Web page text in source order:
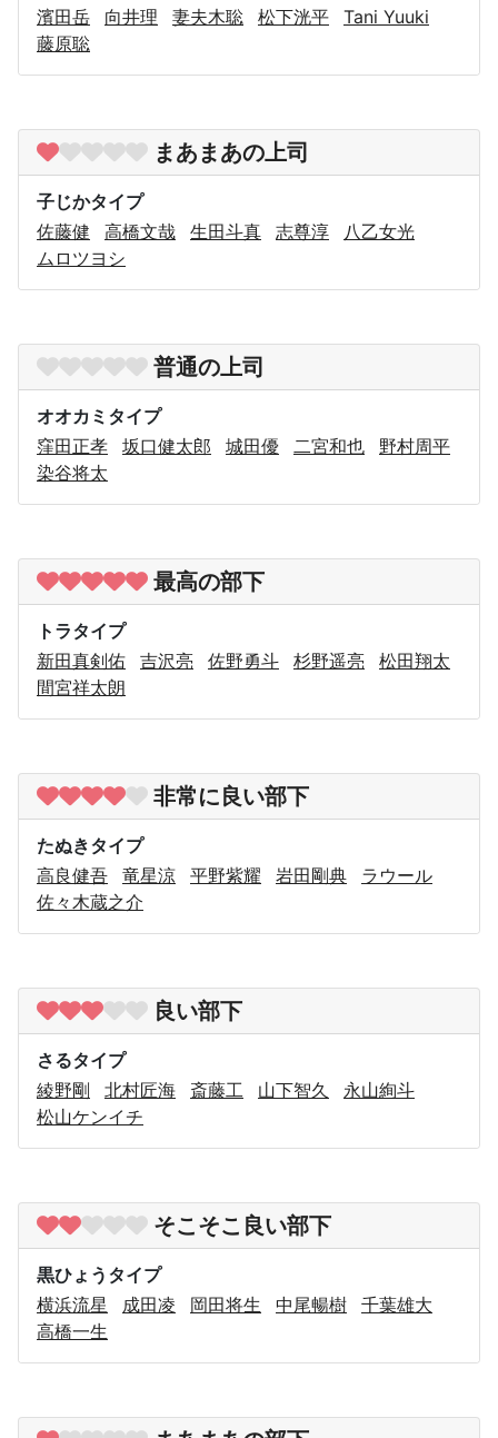
濱田岳
向井理 妻夫木聡 松下洸平
Tani Yuuki
藤原聡
まあまあの上司
子じかタイプ
佐藤健
高橋文哉 生田斗真 志尊淳
八乙女光
ムロツヨシ
普通の上司
オオカミタイプ
窪田正孝
坂口健太郎 城田優 二宮和也
野村周平
染谷将太
最高の部下
トラタイプ
新田真剣佑
吉沢亮 佐野勇斗 杉野遥亮
松田翔太
間宮祥太朗
非常に良い部下
たぬきタイプ
高良健吾
竜星涼 平野紫耀 岩田剛典
ラウール
佐々木蔵之介
良い部下
さるタイプ
綾野剛
北村匠海 斎藤工 山下智久
永山絢斗
松山ケンイチ
そこそこ良い部下
黒ひょうタイプ
横浜流星
成田凌 岡田将生 中尾暢樹
千葉雄大
高橋一生